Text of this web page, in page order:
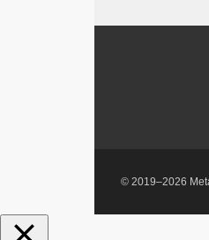
© 2019–2026